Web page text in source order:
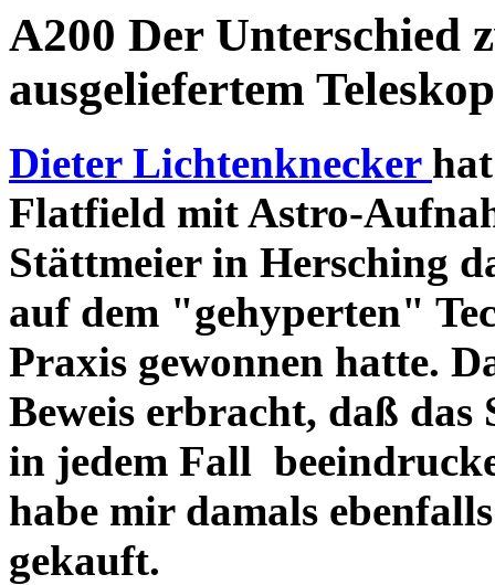
A200 Der Unterschied
ausgeliefertem
Dieter Lichtenknecker
Flatfield mit Astro-
Stättmeier in Hersching
auf dem "gehyperten"
Praxis gewonnen hatte.
Beweis erbracht, daß das
in jedem Fall
habe mir damals
gekauft.